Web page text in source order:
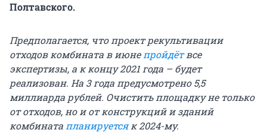
Полтавского.
Предполагается, что проект рекультивации
отходов комбината в июне пройдётвсе
экспертизы, а к концу 2021 года – будет
реализован. На 3 года предусмотрено 5,5
миллиарда рублей. Очистить площадку не только
от отходов, но и от конструкций и зданий
комбината планируетсяк 2024-му.